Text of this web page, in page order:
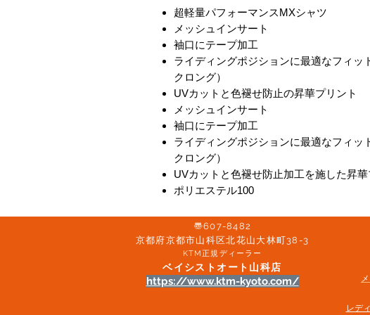
超軽量パフォーマンスMXシャツ
メッシュインサート
袖口にテープ加工
ライディングポジションに最適なフィッ
クロング）
UVカットと色褪せ防止の昇華プリント
メッシュインサート
袖口にテープ加工
ライディングポジションに最適なフィッ
クロング）
UVカットと色褪せ防止加工を施した昇華
ポリエステル100
〠607-8482
京都府京都市山科区北花山大林町38-3​
KTM正規ディーラー
ベイシストオート山科店
https://www.ktm-kyoto.com/
レデ